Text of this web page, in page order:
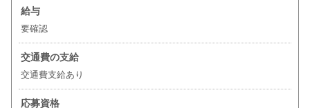
給与
要確認
交通費の支給
交通費支給あり
応募資格